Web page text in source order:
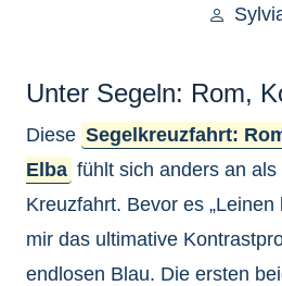
Unter Segeln: Rom,
Diese Segelkreuzfahrt:
Elba fühlt sich anders an
Kreuzfahrt. Bevor es „Leinen
mir das ultimative
endlosen Blau. Die ersten